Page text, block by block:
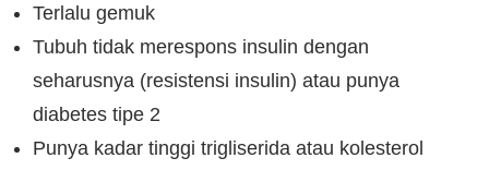
Terlalu gemuk
Tubuh tidak merespons insulin dengan
seharusnya (resistensi insulin) atau punya
diabetes tipe 2
Punya kadar tinggi trigliserida atau kolesterol